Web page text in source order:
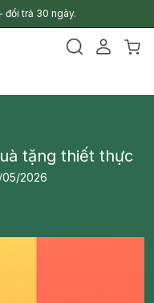
đổi trả 30 ngày.
tặng thiết thực
05/2026